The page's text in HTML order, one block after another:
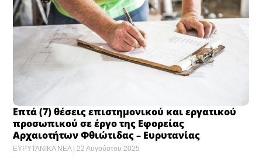
Επτά (7) θέσεις επιστημονικού και εργατικού
προσωπικού σε έργο της Εφορείας
Αρχαιοτήτων Φθιώτιδας – Ευρυτανίας
ΕΥΡΥΤΑΝΙΚΑ ΝΕΑ 22 Αυγούστου 2025